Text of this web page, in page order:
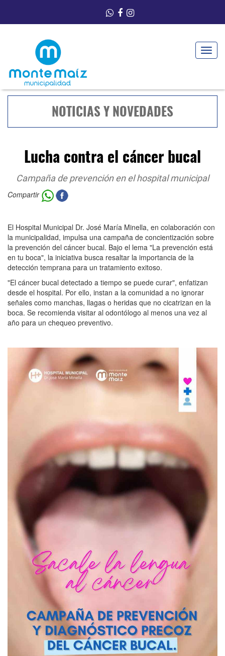
Toggle
NOTICIAS Y NOVEDADES
Lucha contra el cáncer bucal
Campaña de prevención en el hospital municipal
Compartir
El Hospital Municipal Dr. José María Minella, en colaboración con
la municipalidad, impulsa una campaña de concientización sobre
la prevención del cáncer bucal. Bajo el lema "La prevención está
en tu boca", la iniciativa busca resaltar la importancia de la
detección temprana para un tratamiento exitoso.
"El cáncer bucal detectado a tiempo se puede curar", enfatizan
desde el hospital. Por ello, instan a la comunidad a no ignorar
señales como manchas, llagas o heridas que no cicatrizan en la
boca. Se recomienda visitar al odontólogo al menos una vez al
año para un chequeo preventivo.